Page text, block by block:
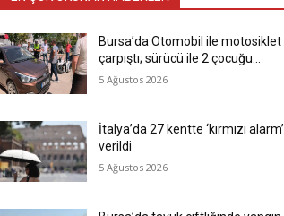
Bursa’da Otomobil ile motosiklet
çarpıştı; sürücü ile 2 çocuğu…
5 Ağustos 2026
İtalya’da 27 kentte ‘kırmızı alarm’
verildi
5 Ağustos 2026